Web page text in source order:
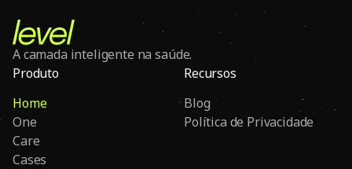
A camada inteligente na saúde.
Produto
Home
One
Care
Cases
Recursos
Blog
Política de Privacidade